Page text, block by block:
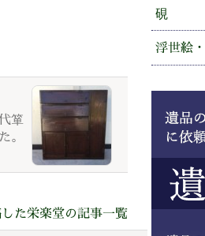
箪
。
た栄楽堂の記事一覧
硯
浮世絵